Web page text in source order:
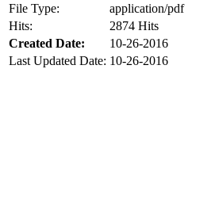
File Type:
application/pdf
Hits:
2874 Hits
Created Date:
10-26-2016
Last Updated Date: 10-26-2016